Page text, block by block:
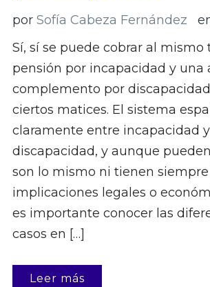
por Sofía Cabeza Fernández
Sí, sí se puede cobrar al mismo
pensión por incapacidad y una
complemento por
ciertos matices. El sistema
claramente entre incapacidad y
discapacidad, y aunque
son lo mismo ni tienen
implicaciones legales o
es importante conocer las
casos en […]
Leer más